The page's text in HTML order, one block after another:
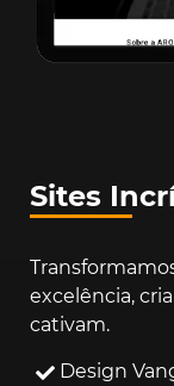
Sites
excelência,
cativam.
Design